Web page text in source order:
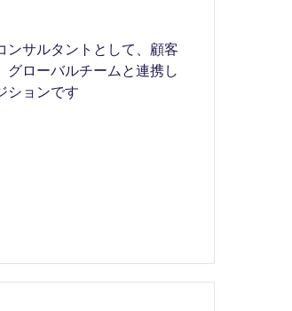
ンサルタントとして、顧客
ローバルチームと連携し
ションです